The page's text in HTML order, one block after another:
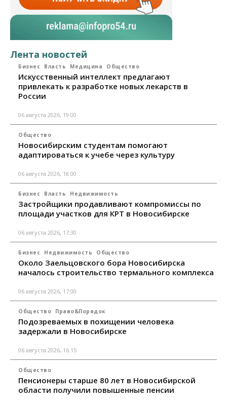
Лента новостей
Бизнес Власть Медицина Общество
Искусственный интеллект предлагают
привлекать к разработке новых лекарств в
России
06 августа 2026, 19:00
Общество
Новосибирским студентам помогают
адаптироваться к учебе через культуру
06 августа 2026, 18:00
Бизнес Власть Недвижимость
Застройщики продавливают компромиссы по
площади участков для КРТ в Новосибирске
06 августа 2026, 17:30
Бизнес Недвижимость Общество
Около Заельцовского бора Новосибирска
началось строительство термального комплекса
06 августа 2026, 17:00
Общество Право&Порядок
Подозреваемых в похищении человека
задержали в Новосибирске
06 августа 2026, 16:15
Общество
Пенсионеры старше 80 лет в Новосибирской
области получили повышенные пенсии